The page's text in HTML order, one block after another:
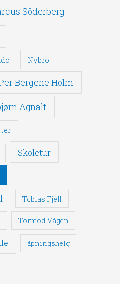
Söderberg
Nybro
Bergene Holm
Agnalt
Skoletur
Tobias Fjell
Tormod Vågen
åpningshelg